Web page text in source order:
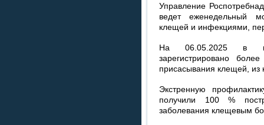
Управление
ведет еженедельный
клещей и инфекциями,
На 06.05.2025 в
зарегистрировано
присасывания клещей, из
Экстренную
получили 100 %
заболевания клещевым